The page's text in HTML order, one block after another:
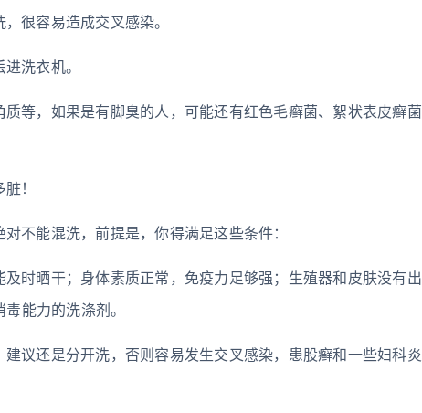
很容易造成交叉感染。
洗衣机。
等，如果是有脚臭的人，可能还有红色毛癣菌、絮状表皮癣菌
！
不能混洗，前提是，你得满足这些条件：
时晒干；身体素质正常，免疫力足够强；生殖器和皮肤没有出
能力的洗涤剂。
议还是分开洗，否则容易发生交叉感染，患股癣和一些妇科炎